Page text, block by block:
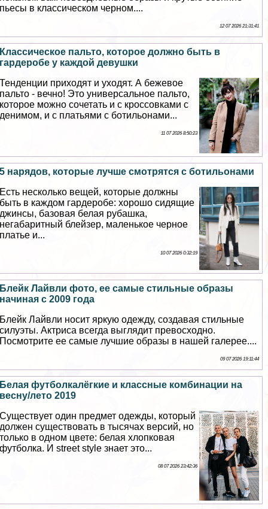
пьесы в классическом черном....
12 07 2026 21:31:41
Классическое пальто, которое должно быть в
гардеробе у каждой дeвyшки
Тенденции приходят и уходят. А бежевое
пальто - вечно! Это универсальное пальто,
которое можно сочетать и с кроссовками с
денимом, и с платьями с ботильонами...
11 07 2026 8:50:23
5 нарядов, которые лучше смотрятся с ботильонами
Есть несколько вещей, которые должны
быть в каждом гардеробе: хорошо сидящие
джинсы, базовая белая рубашка,
негабаритный блейзер, маленькое черное
платье и...
10 07 2026 0:32:19
Блейк Лайвли фото, ее самые стильные образы
начиная с 2009 года
Блейк Лайвли носит яркую одежду, создавая стильные
силуэты. Актриса всегда выглядит превосходно.
Посмотрите ее самые лучшие образы в нашей галерее....
09 07 2026 19:11:44
Белая футболкалёгкие и классные комбинации на
весну/лето 2019
Существует один предмет одежды, который
должен существовать в тысячах версий, но
только в одном цвете: белая хлопковая
футболка. И street style знает это...
08 07 2026 23:42:36